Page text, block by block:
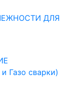
ДЛЯ
Газо сварки)